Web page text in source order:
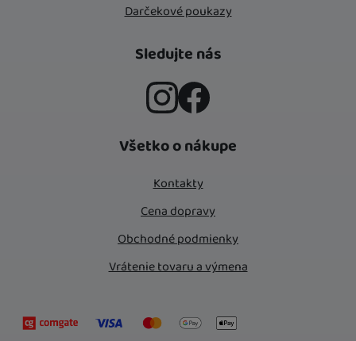
Darčekové poukazy
Sledujte nás
Všetko o nákupe
Kontakty
Cena dopravy
Obchodné podmienky
Vrátenie tovaru a výmena